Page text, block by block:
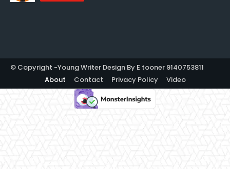
© Copyright -Young Writer Design By E tooner 9140753811
About
Contact Privacy Policy Video